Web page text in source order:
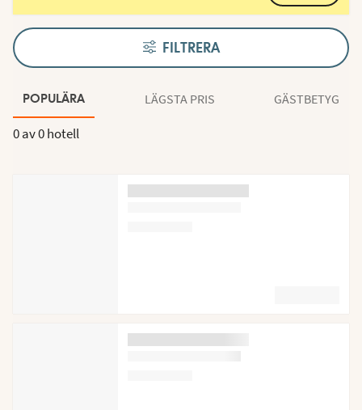
FILTRERA
POPULÄRA LÄGSTA PRIS GÄSTBETYG
0 av0 hotell